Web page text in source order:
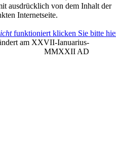
unsere Internetseite, die Autoren
ausdrücklich von dem Inhalt der
funktioniert klicken Sie bitte hier
am XXVII-Ianuarius-